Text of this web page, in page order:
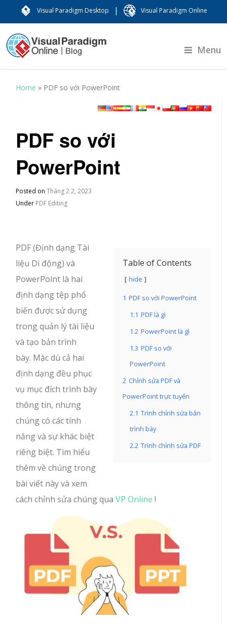
Visual Paradigm Desktop | Visual Paradigm Online
Menu
Home » PDF so với PowerPoint
PDF so với
PowerPoint
Posted onTháng 2 2, 2023
Under PDF Editing
Table of Contents
hide
1 PDF so với PowerPoint
1.1 PDF là gì
1.2 PowerPoint là gì
1.3 PDF so với
PowerPoint
2 Chỉnh sửa PDF và
PowerPoint trực tuyến
2.1 Trình chỉnh sửa bản
trình bày
2.2 Trình chỉnh sửa PDF
PDF (Định dạng Tài
liệu Di động) và
PowerPoint là hai
định dạng tệp phổ
biến được sử dụng
trong quản lý tài liệu
và tạo bản trình
bày. Mặc dù cả hai
định dạng đều phục
vụ mục đích trình bày
thông tin, nhưng
chúng có các tính
năng và sự khác biệt
riêng biệt. Tìm hiểu
thêm về chúng trong
bài viết này và xem
cách chỉnh sửa chúng quaVP Online !